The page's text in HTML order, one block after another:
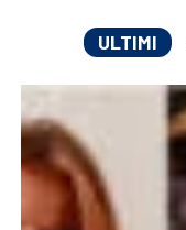
ULTIMI